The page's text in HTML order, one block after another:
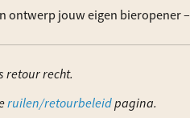
ontwerp jouw eigen bieropener –
retour recht.
ruilen/retourbeleidpagina.